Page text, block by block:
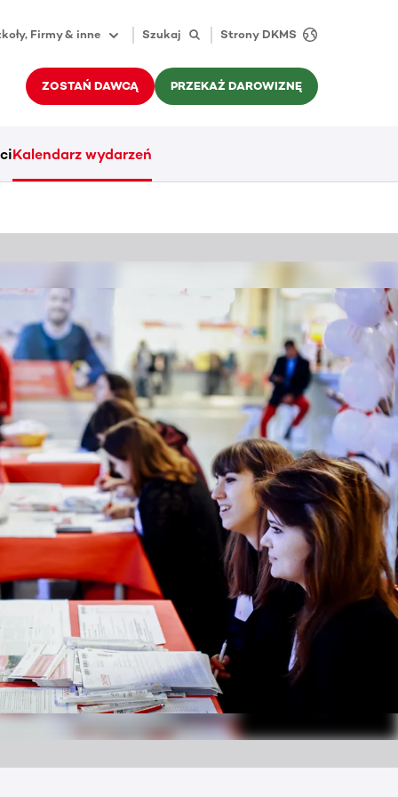
Firmy & inne Szukaj Strony DKMS
ZOSTAŃ DAWCĄ PRZEKAŻ DAROWIZNĘ
Kalendarz wydarzeń